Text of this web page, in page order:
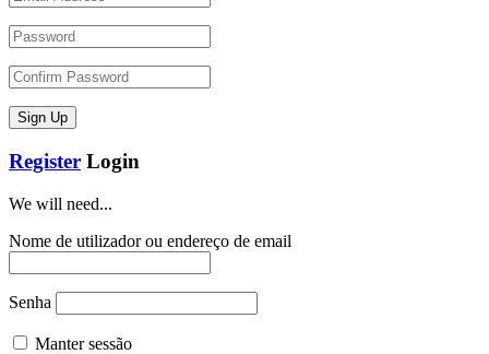
Register Login
We will need...
Nome de utilizador ou endereço de email
Senha
Manter sessão